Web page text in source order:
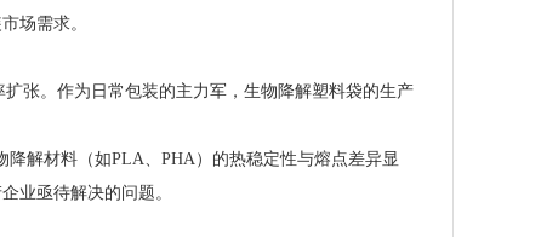
场需求。
张。作为日常包装的主力军，生物降解塑料袋的生产
解材料（如PLA、PHA）的热稳定性与熔点差异显
业亟待解决的问题。